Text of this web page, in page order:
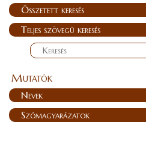
Összetett keresés
Teljes szövegű keresés
Mutatók
Nevek
Szómagyarázatok